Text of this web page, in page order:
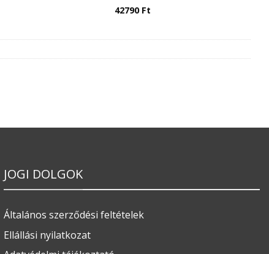
42790 Ft
JOGI DOLGOK
Általános szerződési feltételek
Ellállási nyilatkozat